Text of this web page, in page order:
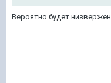
Вероятно будет